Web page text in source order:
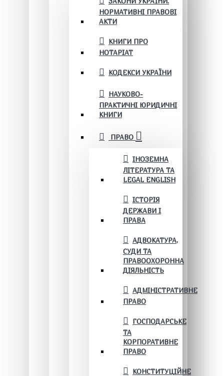
НОРМАТИВНІ ПРАВОВІ
АКТИ
КНИГИ ПРО
НОТАРІАТ
КОДЕКСИ УКРАЇНИ
НАУКОВО-
ПРАКТИЧНІ ЮРИДИЧНІ
КНИГИ
ПРАВО
ІНОЗЕМНА
ЛІТЕРАТУРА ТА
LEGAL ENGLISH
ІСТОРІЯ
ДЕРЖАВИ І
ПРАВА
АДВОКАТУРА,
СУДИ ТА
ПРАВООХОРОННА
ДІЯЛЬНІСТЬ
АДМІНІСТРАТИВНЕ
ПРАВО
ГОСПОДАРСЬКЕ
ТА
КОРПОРАТИВНЕ
ПРАВО
КОНСТИТУЦІЙНЕ